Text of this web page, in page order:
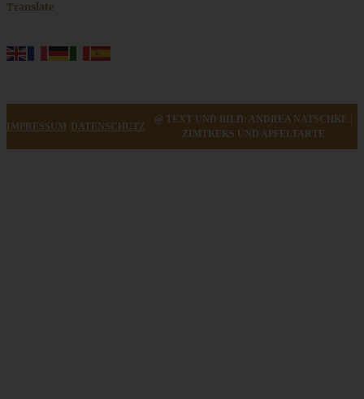
Translate
IMPRESSUM DATENSCHUTZ
@ TEXT UND BILD: ANDREA NATSCHKE |
ZIMTKEKS UND APFELTARTE